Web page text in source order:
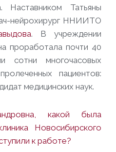
Наставником Татьяны
нейрохирург ННИИТО
. В учреждении
проработала почти 40
сотни многочасовых
пациентов:
медицинских наук.
какой была
Новосибирского
к работе?